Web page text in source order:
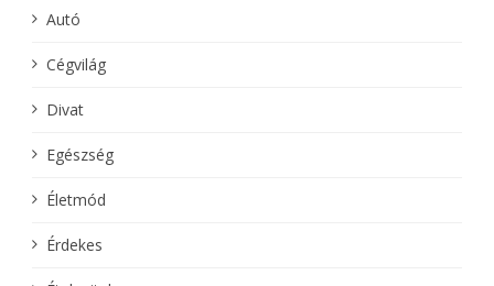
Autó
Cégvilág
Divat
Egészség
Életmód
Érdekes